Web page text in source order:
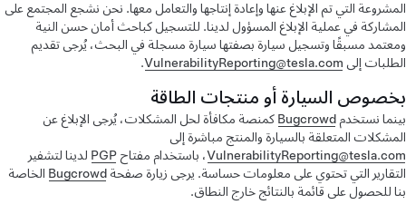
المشروعة التي تم الإبلاغ عنها وإعادة إنتاجها والتعامل معها. نحن نشجع المجتمع على
المشاركة في عملية الإبلاغ المسؤول لدينا. للتسجيل كباحث أمان حسن النية
ومعتمد مسبقًا وتسجيل سيارة بصفتها سيارة مسجلة في البحث، يُرجى تقديم
الطلبات إلى VulnerabilityReporting@tesla.com
.
بخصوص السيارة أو منتجات الطاقة
بينما نستخدم Bugcrowd كمنصة مكافأة لحل المشكلات، يُرجى الإبلاغ عن
المشكلات المتعلقة بالسيارة والمنتج مباشرة إلى
VulnerabilityReporting@tesla.com، باستخدام مفتاح PGP لدينا لتشفير
التقارير التي تحتوي على معلومات حساسة. يرجى زيارة صفحة Bugcrowd الخاصة
بنا للحصول على قائمة بالنتائج خارج النطاق.